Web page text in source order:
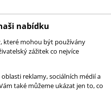
nabídku
které mohou být používány
zážitek co nejvíce
reklamy, sociálních médií a
také můžeme ukázat jen to, co